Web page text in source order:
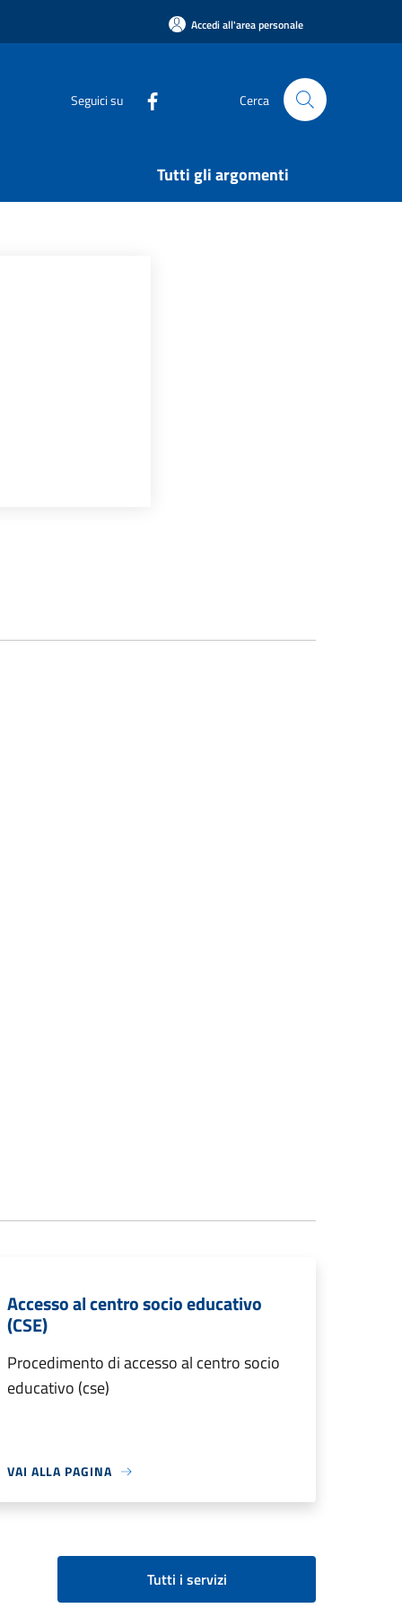
Accedi all'area personale
Seguici su Cerca
Tutti gli argomenti
Accesso al centro socio educativo
(CSE)
Procedimento di accesso al centro socio
educativo (cse)
VAI ALLA PAGINA
Tutti i servizi